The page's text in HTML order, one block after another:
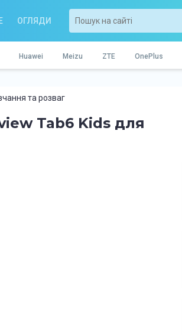
ОГЛЯДИ
Huawei Meizu ZTE OnePlus
та розваг
Tab6 Kids для